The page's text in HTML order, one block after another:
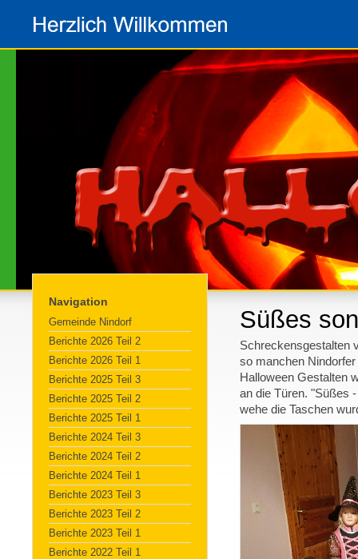
Navigation
Gemeinde Nindorf
Berichte 2026 Teil 2
Berichte 2026 Teil 1
Berichte 2025 Teil 3
Berichte 2025 Teil 2
Berichte 2025 Teil 1
Berichte 2024 Teil 3
Berichte 2024 Teil 2
Berichte 2024 Teil 1
Berichte 2023 Teil 3
Berichte 2023 Teil 2
Berichte 2023 Teil 1
Berichte 2022 Teil 1
Süßes
Schreckensgestalten
so manchen
Halloween Gestalten
an die Türen. "Süßes
wehe die Taschen